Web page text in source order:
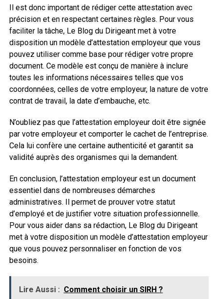
Il est donc important de rédiger cette attestation avec
précision et en respectant certaines règles. Pour vous
faciliter la tâche, Le Blog du Dirigeant met à votre
disposition un modèle d’attestation employeur que vous
pouvez utiliser comme base pour rédiger votre propre
document. Ce modèle est conçu de manière à inclure
toutes les informations nécessaires telles que vos
coordonnées, celles de votre employeur, la nature de votre
contrat de travail, la date d’embauche, etc.
N’oubliez pas que l’attestation employeur doit être signée
par votre employeur et comporter le cachet de l’entreprise.
Cela lui confère une certaine authenticité et garantit sa
validité auprès des organismes qui la demandent.
En conclusion, l’attestation employeur est un document
essentiel dans de nombreuses démarches
administratives. Il permet de prouver votre statut
d’employé et de justifier votre situation professionnelle.
Pour vous aider dans sa rédaction, Le Blog du Dirigeant
met à votre disposition un modèle d’attestation employeur
que vous pouvez personnaliser en fonction de vos
besoins.
Lire Aussi : Comment choisir un SIRH ?